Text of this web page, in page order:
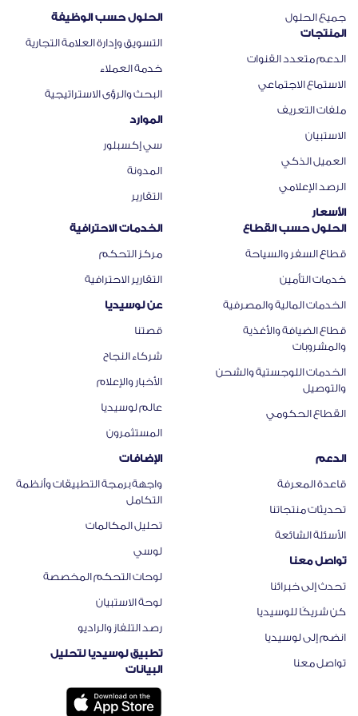
جميع الحلول
المنتجات
الدعم متعدد القنوات
الاستماع الاجتماعي
ملفات التعريف
الاستبيان
العميل الذكي
الرصد الإعلامي
الأسعار
الحلول حسب الوظيفة
التسويق وإدارة العلامة التجارية
خدمة العملاء
البحث والرؤى الاستراتيجية
الموارد
سي إكسبلور
المدونة
التقارير
الحلول حسب القطاع
قطاع السفر والسياحة
خدمات التأمين
الخدمات المالية والمصرفية
قطاع الضيافة والأغذية
والمشروبات
الخدمات اللوجستية والشحن
والتوصيل
القطاع الحكومي
الخدمات الاحترافية
مركز التحكم
التقارير الاحترافية
عن لوسيديا
قصتنا
شركاء النجاح
الأخبار والإعلام
عالم لوسيديا
المستثمرون
الدعم
قاعدة المعرفة
تحديثات منتجاتنا​
الأسئلة الشائعة
تواصل معنا
تحدث إلى خبرائنا
كن شريكًا للوسيديا
انضم إلى لوسيديا
تواصل معنا
الإضافات
واجهة برمجة التطبيقات وأنظمة
التكامل​
تحليل المكالمات
لوسي
لوحات التحكم المخصصة
لوحة الاستبيان
رصد التلفاز والراديو
تطبيق لوسيديا لتحليل
البيانات